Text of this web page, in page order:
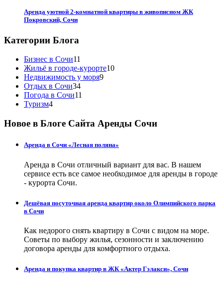
Аренда уютной 2-комнатной квартиры в живописном ЖК
Покровский, Сочи
Категории Блога
Бизнес в Сочи11
Жильё в городе-курорте10
Недвижимость у моря9
Отдых в Сочи34
Погода в Сочи11
Туризм4
Новое в Блоге Сайта Аренды Сочи
Аренда в Сочи «Лесная поляна»
Аренда в Сочи отличный вариант для вас. В нашем
сервисе есть все самое необходимое для аренды в городе
- курорта Сочи.
Дешёвая посуточная аренда квартир около Олимпийского парка
в Сочи
Как недорого снять квартиру в Сочи с видом на море.
Советы по выбору жилья, сезонности и заключению
договора аренды для комфортного отдыха.
Аренда и покупка квартир в ЖК «Актер Гэлакси», Сочи